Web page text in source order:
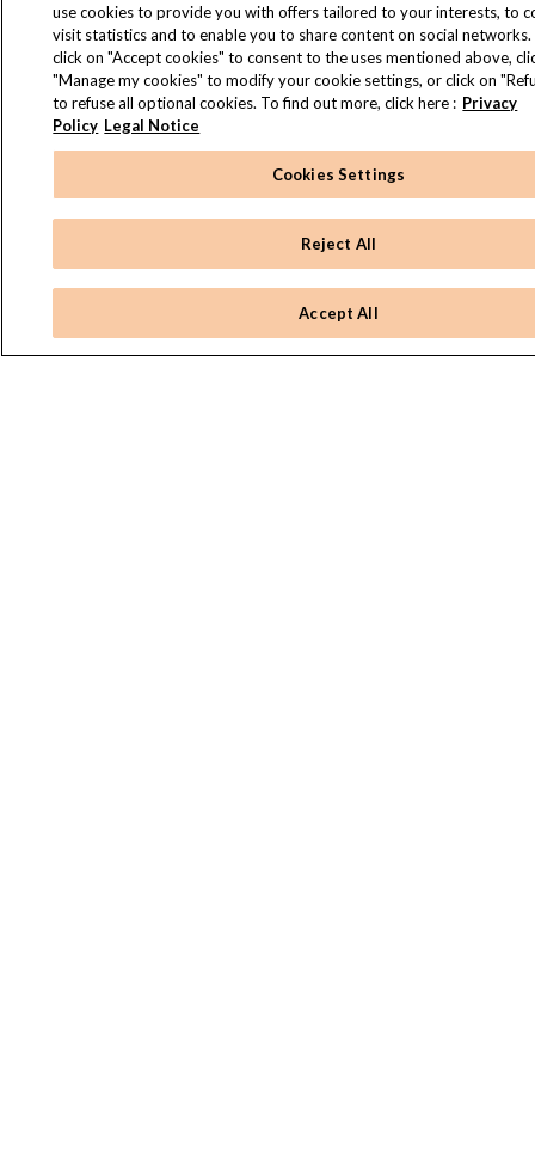
use cookies to provide you with offers tailored to your interests, to
visit statistics and to enable you to share content on social networks.
click on "Accept cookies" to consent to the uses mentioned above,
"Manage my cookies" to modify your cookie settings, or click on
to refuse all optional cookies. To find out more, click here : Privacy
Policy Legal Notice
Cookies Settings
Reject All
Accept All